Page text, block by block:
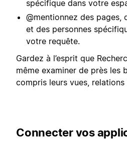
spécifique dans votre
@mentionnez des pages,
et des personnes
votre requête.
Gardez à l’esprit que
même examiner de près les
compris leurs vues,
Connecter vos